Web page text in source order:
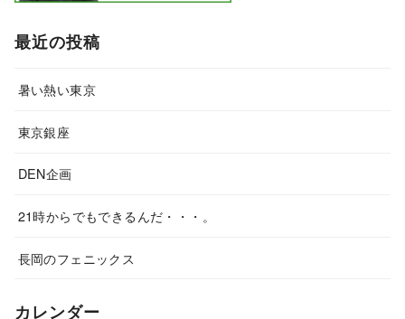
最近の投稿
暑い熱い東京
東京銀座
DEN企画
21時からでもできるんだ・・・。
長岡のフェニックス
カレンダー